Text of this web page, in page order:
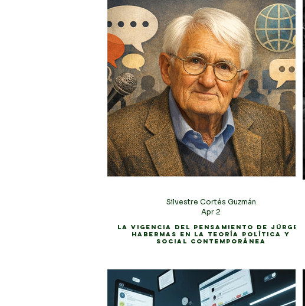
La vigencia del pensamiento de Jürgen
Habermas en la teoría política y
social contemporánea
Silvestre Cortés Guzmán
Apr 2